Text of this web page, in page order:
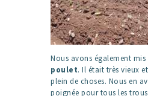
Nous avons également mis
poulet. Il était très vieux
plein de choses. Nous en
poignée pour tous les